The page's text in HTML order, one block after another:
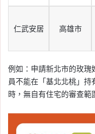
仁武安居 高雄市
例如：申請新北市的玫瑰
員不能在「基北北桃」
時，無自有住宅的審查範